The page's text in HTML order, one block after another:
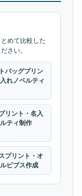
めて比較した
さい。
バッグプリン
れノベルティ
リント・名入
ティ制作
プリント・オ
ビブス作成